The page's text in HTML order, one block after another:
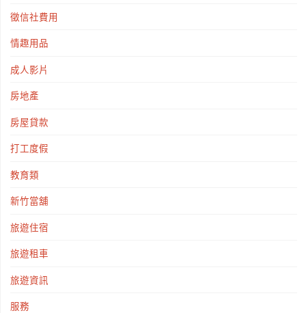
徵信社費用
情趣用品
成人影片
房地產
房屋貸款
打工度假
教育類
新竹當舖
旅遊住宿
旅遊租車
旅遊資訊
服務